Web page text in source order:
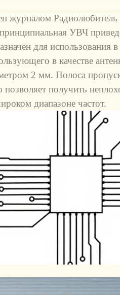
журналом Радиолюбитель
УВЧ
для использования в
в качестве
2 мм. Полоса
получить
диапазоне частот.